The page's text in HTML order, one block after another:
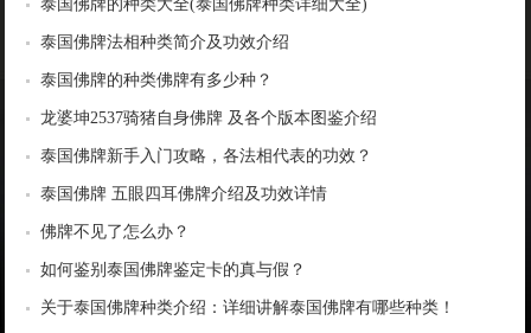
泰国佛牌的种类大全(泰国佛牌种类详细大全)
泰国佛牌法相种类简介及功效介绍
泰国佛牌的种类佛牌有多少种？
龙婆坤2537骑猪自身佛牌 及各个版本图鉴介绍
泰国佛牌新手入门攻略，各法相代表的功效？
泰国佛牌 五眼四耳佛牌介绍及功效详情
佛牌不见了怎么办？
如何鉴别泰国佛牌鉴定卡的真与假？
关于泰国佛牌种类介绍：详细讲解泰国佛牌有哪些种类！